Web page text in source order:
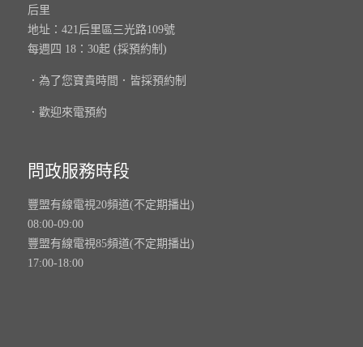
后里
地址：421后里區三光路109號
每週四 18：30起 (採預約制)
．為了您寶貴時間．皆採預約制
．歡迎來電預約
問政服務時段
豐盟有線電視20頻道(不定期播出)
08:00-09:00
豐盟有線電視85頻道(不定期播出)
17:00-18:00